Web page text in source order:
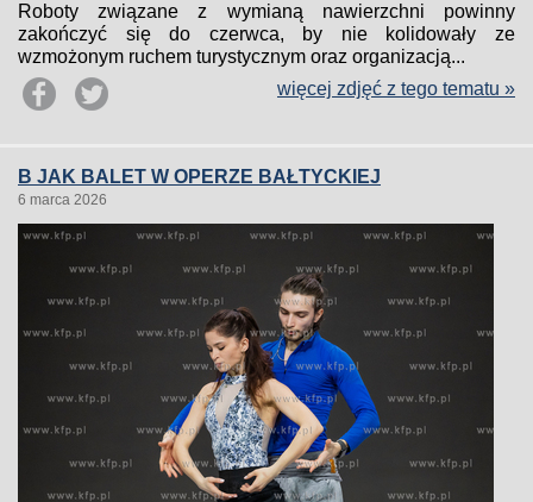
Roboty związane z wymianą nawierzchni powinny
zakończyć się do czerwca, by nie kolidowały ze
wzmożonym ruchem turystycznym oraz organizacją...
więcej zdjęć z tego tematu »
B JAK BALET W OPERZE BAŁTYCKIEJ
6 marca 2026